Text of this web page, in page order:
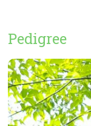
Pedigree
(